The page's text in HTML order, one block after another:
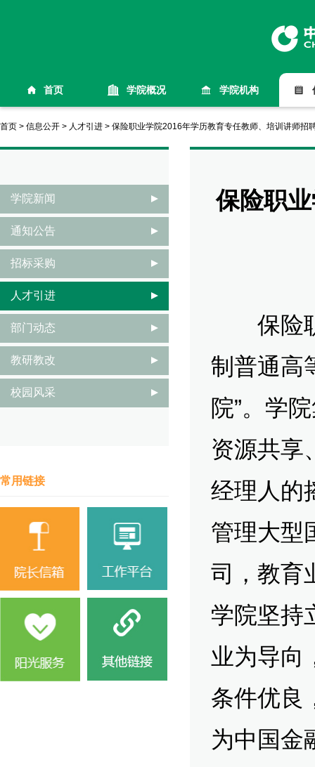
首页 学院概况 学院机构
首页 > 信息公开 > 人才引进 > 保险职业学院2016年学历教育专任教师、培训讲师招
保险职
保险职
制普通高
院”。学
资源共享
经理人的
管理大型
司，教育
学院坚持
业为导向
条件优良
为中国金
学院新闻
通知公告
招标采购
人才引进
部门动态
教研教改
校园风采
常用链接